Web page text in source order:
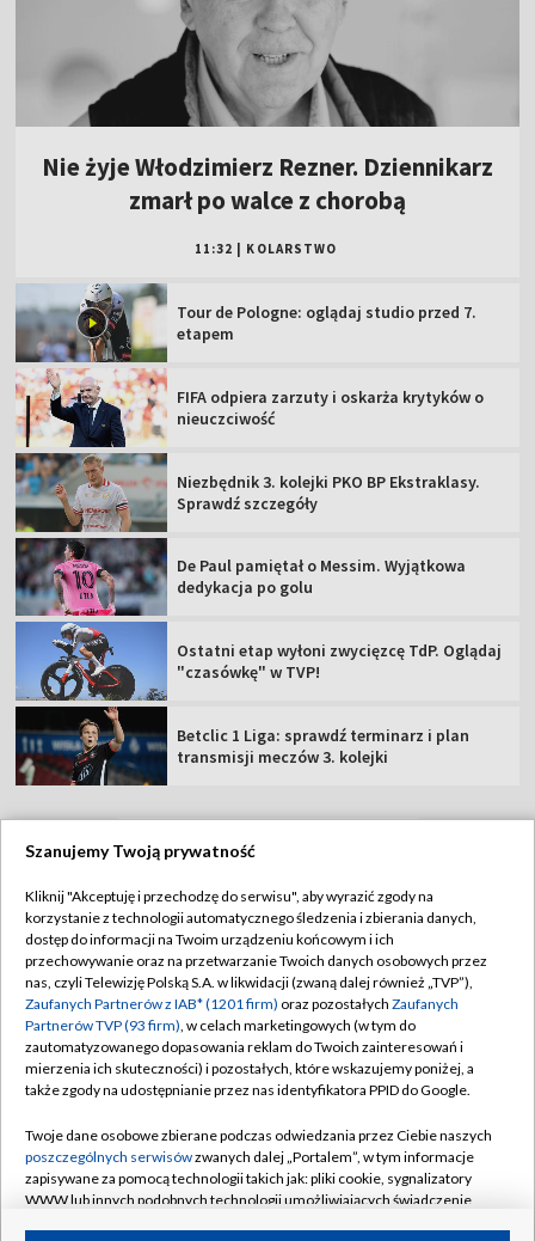
Nie żyje Włodzimierz Rezner. Dziennikarz
zmarł po walce z chorobą
11:32 KOLARSTWO
Tour de Pologne: oglądaj studio przed 7.
etapem
FIFA odpiera zarzuty i oskarża krytyków o
nieuczciwość
Niezbędnik 3. kolejki PKO BP Ekstraklasy.
Sprawdź szczegóły
De Paul pamiętał o Messim. Wyjątkowa
dedykacja po golu
Ostatni etap wyłoni zwycięzcę TdP. Oglądaj
"czasówkę" w TVP!
Betclic 1 Liga: sprawdź terminarz i plan
transmisji meczów 3. kolejki
Abonament TVP
Sklep TVP
Biuro Reklamy
Oferta Handlowa
Telegazeta ogłoszenia
Rada Programowa
Ogłoszenia przetargowe
Akademia Telewizyjna
Regulamin TVP
Polityka prywatności
Moje zgody
Biuro reklamy
Kontakt
Kanały
©2026 Telewizja Polska Spółka Akcyjna w likwidacji
Szanujemy Twoją prywatność
Kliknij "Akceptuję i przechodzę do serwisu", aby wyrazić zgody na
korzystanie z technologii automatycznego śledzenia i zbierania danych,
dostęp do informacji na Twoim urządzeniu końcowym i ich
przechowywanie oraz na przetwarzanie Twoich danych osobowych przez
nas, czyli Telewizję Polską S.A. w likwidacji (zwaną dalej również „TVP”),
Zaufanych Partnerów z IAB* (1201 firm) oraz pozostałych Zaufanych
Partnerów TVP (93 firm), w celach marketingowych (w tym do
zautomatyzowanego dopasowania reklam do Twoich zainteresowań i
mierzenia ich skuteczności) i pozostałych, które wskazujemy poniżej, a
także zgody na udostępnianie przez nas identyfikatora PPID do Google.
Twoje dane osobowe zbierane podczas odwiedzania przez Ciebie naszych
poszczególnych serwisówzwanych dalej „Portalem”, w tym informacje
zapisywane za pomocą technologii takich jak: pliki cookie, sygnalizatory
WWW lub innych podobnych technologii umożliwiających świadczenie